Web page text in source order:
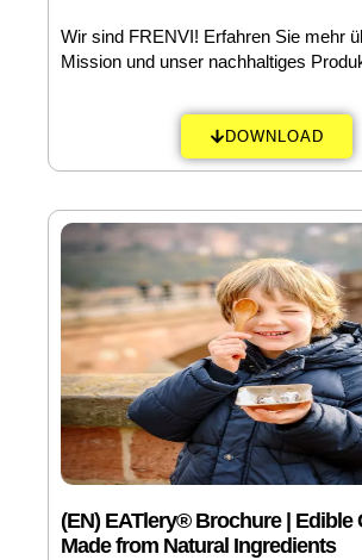
Wir sind FRENVI! Erfahren Sie mehr
Mission und unser nachhaltiges
DOWNLOAD
(EN) EATlery® Brochure | Edible
Made from Natural Ingredients